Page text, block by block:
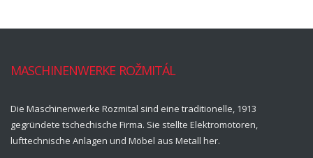
MASCHINENWERKE ROŽMITÁL
Die Maschinenwerke Rozmital sind eine traditionelle, 1913
gegründete tschechische Firma. Sie stellte Elektromotoren,
lufttechnische Anlagen und Möbel aus Metall her.